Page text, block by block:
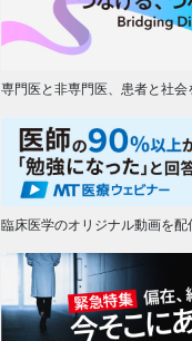
専門医と非専門医、患者と社
臨床医学のオリジナル動画を配